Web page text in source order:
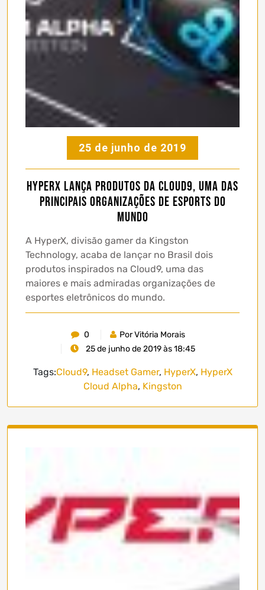
25 de junho de 2019
HyperX lança produtos da Cloud9, uma das
principais organizações de eSports do
mundo
A HyperX, divisão gamer da Kingston
Technology, acaba de lançar no Brasil dois
produtos inspirados na Cloud9, uma das
maiores e mais admiradas organizações de
esportes eletrônicos do mundo.
0
Por Vitória Morais
25 de junho de 2019 às 18:45
Tags:Cloud9, Headset Gamer, HyperX, HyperX
Cloud Alpha, Kingston